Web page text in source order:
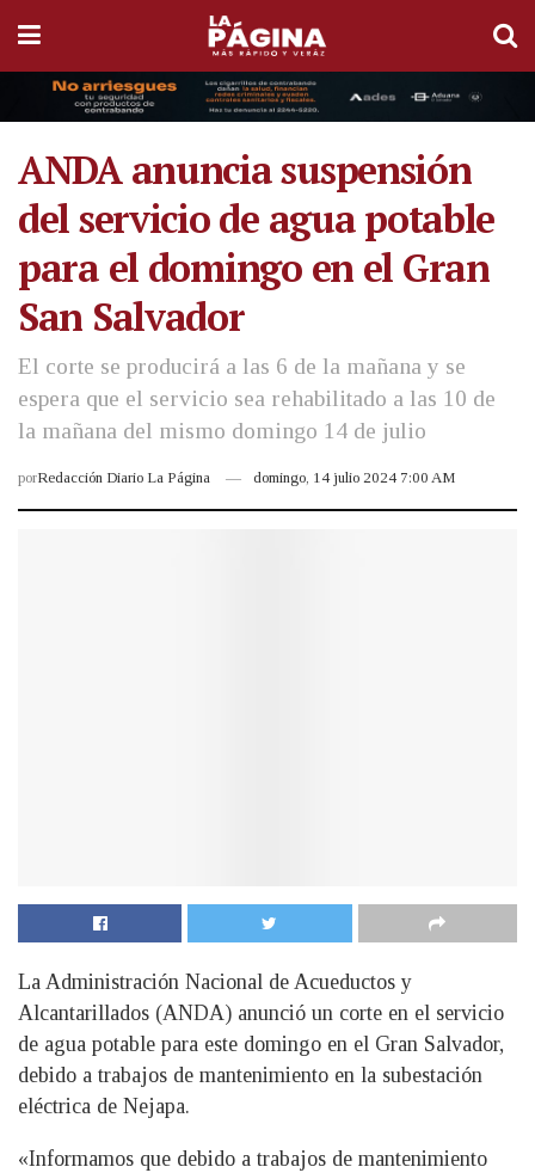
ANDA anuncia suspensión
del servicio de agua potable
para el domingo en el Gran
San Salvador
El corte se producirá a las 6 de la mañana y se
espera que el servicio sea rehabilitado a las 10 de
la mañana del mismo domingo 14 de julio
porRedacción Diario La Página domingo, 14 julio 2024 7:00 AM
La Administración Nacional de Acueductos y
Alcantarillados (ANDA) anunció un corte en el servicio
de agua potable para este domingo en el Gran Salvador,
debido a trabajos de mantenimiento en la subestación
eléctrica de Nejapa.
«Informamos que debido a trabajos de mantenimiento